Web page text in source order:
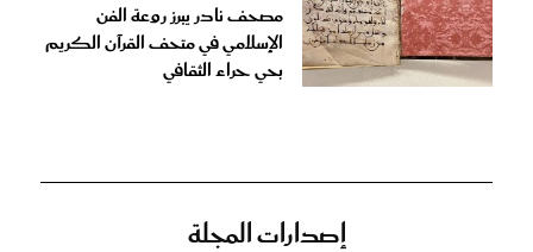
مصحف نادر يبرز روعة الفن
الإسلامي في متحف القرآن الكريم
بحي حراء الثقافي
إصدارات المجلة